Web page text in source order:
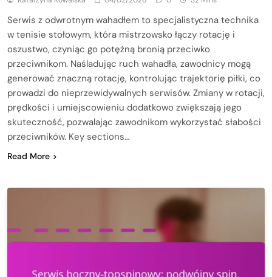
Serwis z odwrotnym wahadłem to specjalistyczna technika
w tenisie stołowym, która mistrzowsko łączy rotację i
oszustwo, czyniąc go potężną bronią przeciwko
przeciwnikom. Naśladując ruch wahadła, zawodnicy mogą
generować znaczną rotację, kontrolując trajektorię piłki, co
prowadzi do nieprzewidywalnych serwisów. Zmiany w rotacji,
prędkości i umiejscowieniu dodatkowo zwiększają jego
skuteczność, pozwalając zawodnikom wykorzystać słabości
przeciwników. Key sections…
Read More